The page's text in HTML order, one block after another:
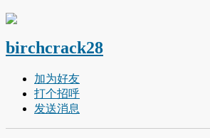
birchcrack28
加为好友
打个招呼
发送消息